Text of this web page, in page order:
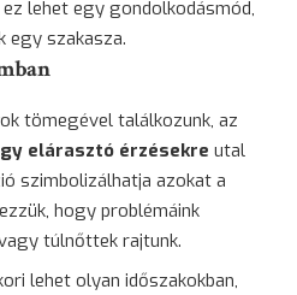
lehet egy gondolkodásmód,
egy szakasza.
tömegével találkozunk, az
elárasztó érzésekre utal
szimbolizálhatja azokat a
hogy problémáink
túlnőttek rajtunk.
lehet olyan időszakokban,